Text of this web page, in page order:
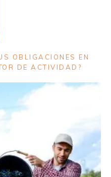
OBLIGACIONES EN
DE ACTIVIDAD?